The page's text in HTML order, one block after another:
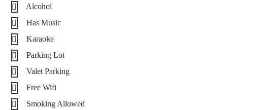
Alcohol
Has Music
Karaoke
Parking Lot
Valet Parking
Free Wifi
Smoking Allowed